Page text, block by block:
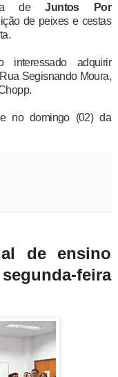
deJuntos Por
de peixes e cestas
adquirir
Segisnando Moura,
no domingo (02) da
de ensino
feira